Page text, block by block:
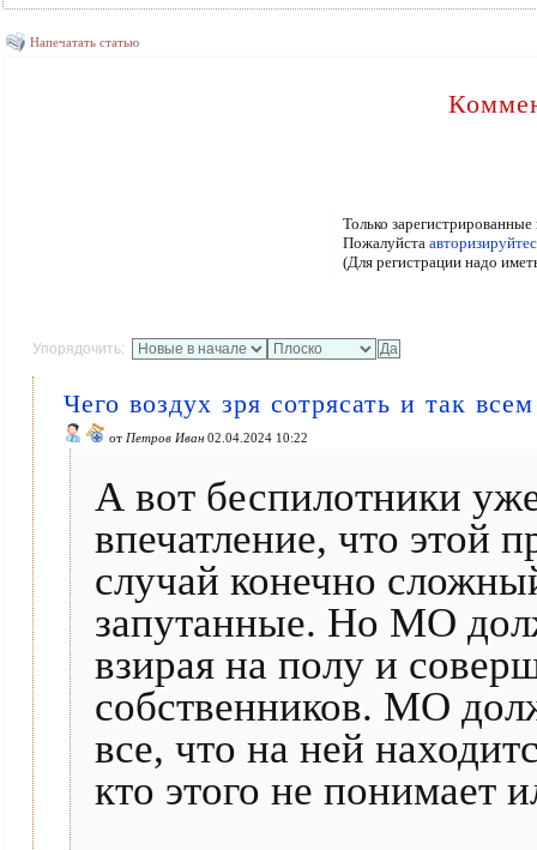
Напечатать статью
Только
Пожалуйста
(Для регистрации надо
Упорядочить:
Чего воздух зря сотрясать и так
от Петров Иван 02.04.2024 10:22
А вот беспилотники
впечатление, что этой
случай конечно
запутанные. Но МО
взирая на полу и
собственников. МО
все, что на ней
кто этого не понимает